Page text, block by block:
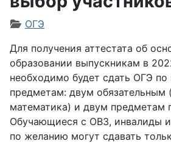
Информация о материале
ОГЭ
Для получения аттестата об
образовании выпускникам в
необходимо будет сдать ОГЭ
предметам: двум обязательным
математика) и двум предметам
Обучающиеся с ОВЗ, инвалиды
по желанию могут сдавать